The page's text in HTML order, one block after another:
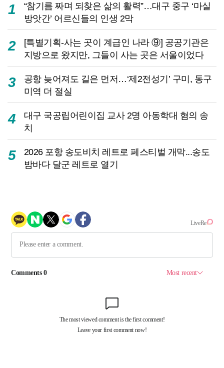
1
“참기름 짜며 되찾은 삶의 활력”…대구 중구 ‘마실
방앗간’ 어르신들의 인생 2막
2
[특별기획-사는 곳이 계급인 나라 ⑨] 공공기관은
지방으로 왔지만, 그들이 사는 곳은 서울이었다
3
공항 늦어져도 길은 먼저…‘제2전성기’ 구미, 동구
미역 더 절실
4
대구 국공립어린이집 교사 2명 아동학대 혐의 송
치
5
2026 포항 송도비치 레트로 페스티벌 개막...송도
밤바다 달군 레트로 열기